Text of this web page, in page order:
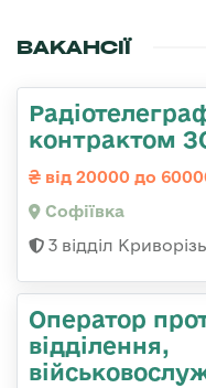
ВАКАНСІЇ
контрактом
від 20000 до
Софіївка
3 відділ
Оператор
відділення,